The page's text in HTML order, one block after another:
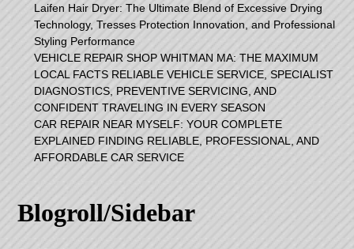
Laifen Hair Dryer: The Ultimate Blend of Excessive Drying
Technology, Tresses Protection Innovation, and Professional
Styling Performance
VEHICLE REPAIR SHOP WHITMAN MA: THE MAXIMUM
LOCAL FACTS RELIABLE VEHICLE SERVICE, SPECIALIST
DIAGNOSTICS, PREVENTIVE SERVICING, AND
CONFIDENT TRAVELING IN EVERY SEASON
CAR REPAIR NEAR MYSELF: YOUR COMPLETE
EXPLAINED FINDING RELIABLE, PROFESSIONAL, AND
AFFORDABLE CAR SERVICE
Blogroll/Sidebar